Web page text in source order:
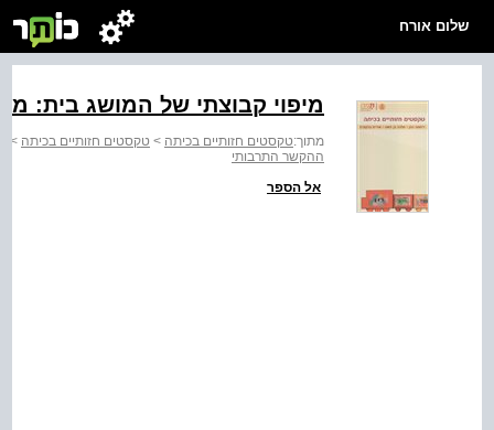
שלום אורח
מיפוי קבוצתי של המושג בית:
מתוך:טקסטים חזותיים בכיתה > טקסטים חזותיים בכיתה >
ההקשר התרבותי
אל הספר